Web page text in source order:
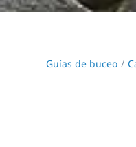
Guías de buceo